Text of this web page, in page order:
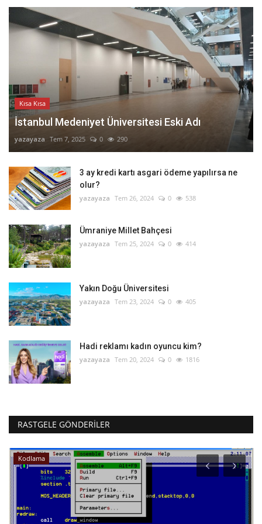
Kısa Kısa
İstanbul Medeniyet Üniversitesi Eski Adı
yazayaza Tem 7, 2025 0 290
3 ay kredi kartı asgari ödeme yapılırsa ne
olur?
yazayaza Tem 26, 2024 0 538
Ümraniye Millet Bahçesi
yazayaza Tem 25, 2024 0 414
Yakın Doğu Üniversitesi
yazayaza Tem 23, 2024 0 405
Hadi reklamı kadın oyuncu kim?
yazayaza Tem 20, 2024 0 1816
RASTGELE GÖNDERILER
Kodlama